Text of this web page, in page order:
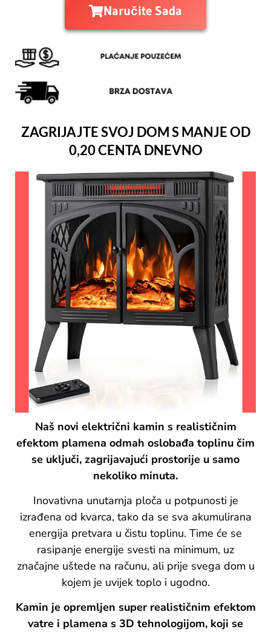
Naručite Sada
ZAGRIJAJTE SVOJ DOM S MANJE OD
0,20 CENTA DNEVNO
Naš novi električni kamin s realističnim
efektom plamena odmah oslobađa toplinu čim
se uključi, zagrijavajući prostorije u samo
nekoliko minuta.
Inovativna unutarnja ploča u potpunosti je
izrađena od kvarca, tako da se sva akumulirana
energija pretvara u čistu toplinu. Time će se
rasipanje energije svesti na minimum, uz
značajne uštede na računu, ali prije svega dom u
kojem je uvijek toplo i ugodno.
Kamin je opremljen super realističnim efektom
vatre i plamena s 3D tehnologijom, koji se